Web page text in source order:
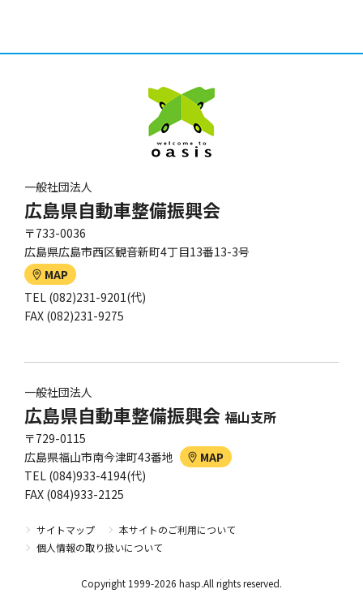
一般社団法人
広島県自動車整備振興会
〒733-0036
広島県広島市西区観音新町4丁目13番13-3号
MAP
TEL (082)231-9201(代)
FAX (082)231-9275
一般社団法人
広島県自動車整備振興会 福山支所
〒729-0115
広島県福山市南今津町43番地
MAP
TEL (084)933-4194(代)
FAX (084)933-2125
サイトマップ
本サイトのご利用について
個人情報の取り扱いについて
Copyright 1999-2026 hasp.All rights reserved.